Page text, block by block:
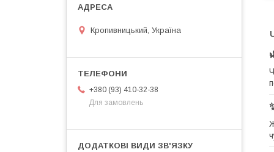
Кропивницький, Україна
+380 (93) 410-32-38
Для замовлень